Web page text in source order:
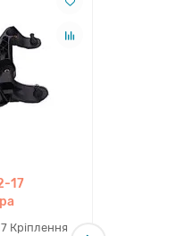
17
Кріплення